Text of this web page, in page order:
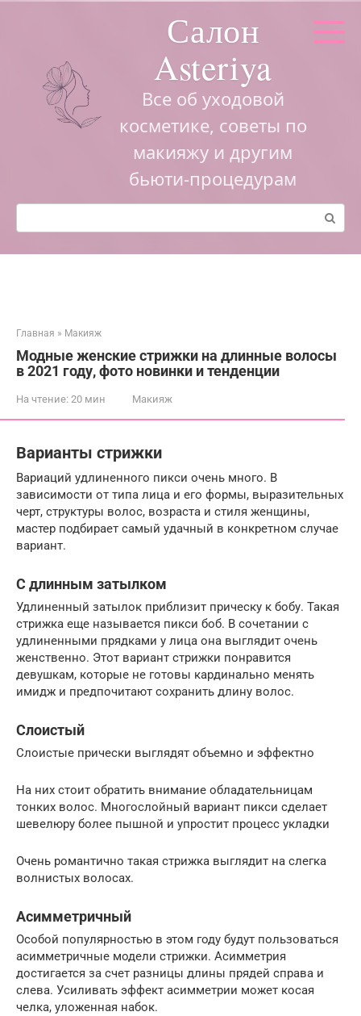
Салон
Asteriya
Все об уходовой
косметике, советы по
макияжу и другим
бьюти-процедурам
Поиск:
Главная » Макияж
Модные женские стрижки на длинные волосы
в 2021 году, фото новинки и тенденции
На чтение: 20 мин Макияж
Варианты стрижки
Вариаций удлиненного пикси очень много. В
зависимости от типа лица и его формы, выразительных
черт, структуры волос, возраста и стиля женщины,
мастер подбирает самый удачный в конкретном случае
вариант.
С длинным затылком
Удлиненный затылок приблизит прическу к бобу. Такая
стрижка еще называется пикси боб. В сочетании с
удлиненными прядками у лица она выглядит очень
женственно. Этот вариант стрижки понравится
девушкам, которые не готовы кардинально менять
имидж и предпочитают сохранить длину волос.
Слоистый
Слоистые прически выглядят объемно и эффектно
На них стоит обратить внимание обладательницам
тонких волос. Многослойный вариант пикси сделает
шевелюру более пышной и упростит процесс укладки
Очень романтично такая стрижка выглядит на слегка
волнистых волосах.
Асимметричный
Особой популярностью в этом году будут пользоваться
асимметричные модели стрижки. Асимметрия
достигается за счет разницы длины прядей справа и
слева. Усиливать эффект асимметрии может косая
челка, уложенная набок.